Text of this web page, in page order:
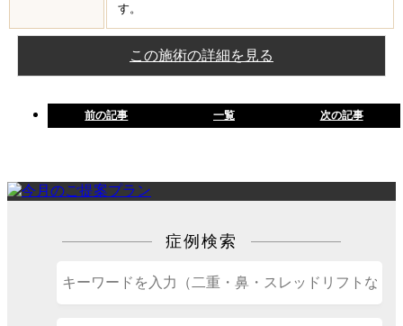
す。
この施術の詳細を見る
前の記事 一覧 次の記事
症例検索